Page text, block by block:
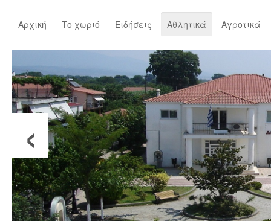
Αρχική Το χωριό Ειδήσεις Αθλητικά Αγροτικά
‹